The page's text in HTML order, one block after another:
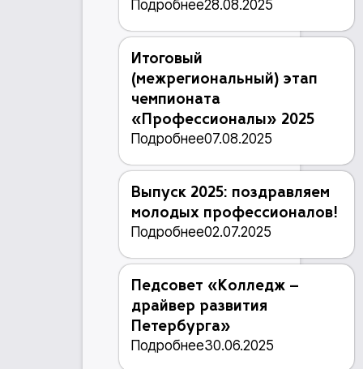
Подробнее28.08.2025
Итоговый
(межрегиональный) этап
чемпионата
«Профессионалы» 2025
Подробнее07.08.2025
Выпуск 2025: поздравляем
молодых профессионалов!
Подробнее02.07.2025
Педсовет «Колледж –
драйвер развития
Петербурга»
Подробнее30.06.2025